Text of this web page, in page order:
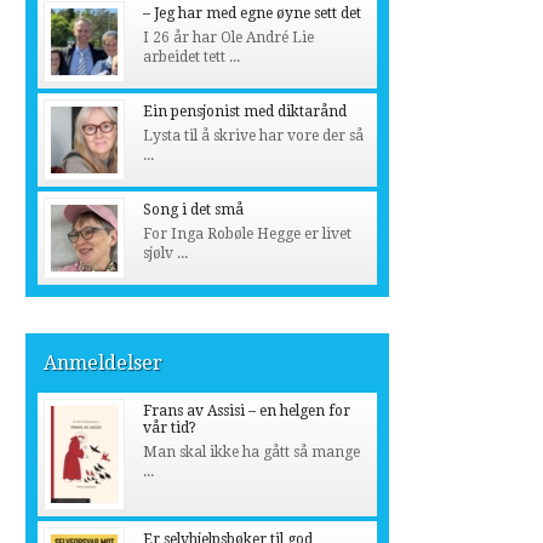
– Jeg har med egne øyne sett det
I 26 år har Ole André Lie
arbeidet tett ...
Ein pensjonist med diktarånd
Lysta til å skrive har vore der så
...
Song i det små
For Inga Robøle Hegge er livet
sjølv ...
Anmeldelser
Frans av Assisi – en helgen for
vår tid?
Man skal ikke ha gått så mange
...
Er selvhjelpsbøker til god